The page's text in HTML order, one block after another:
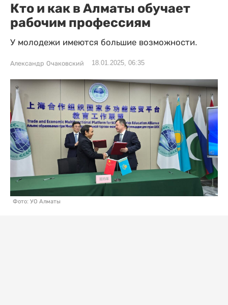
Кто и как в Алматы обучает
рабочим профессиям
У молодежи имеются большие возможности.
Александр Очаковский 18.01.2025, 06:35
Фото: УО Алматы